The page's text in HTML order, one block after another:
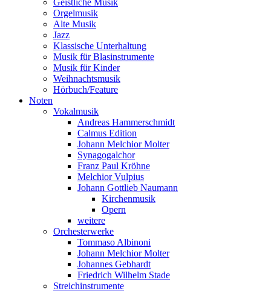
Geistliche Musik
Orgelmusik
Alte Musik
Jazz
Klassische Unterhaltung
Musik für Blasinstrumente
Musik für Kinder
Weihnachtsmusik
Hörbuch/Feature
Noten
Vokalmusik
Andreas Hammerschmidt
Calmus Edition
Johann Melchior Molter
Synagogalchor
Franz Paul Kröhne
Melchior Vulpius
Johann Gottlieb Naumann
Kirchenmusik
Opern
weitere
Orchesterwerke
Tommaso Albinoni
Johann Melchior Molter
Johannes Gebhardt
Friedrich Wilhelm Stade
Streichinstrumente